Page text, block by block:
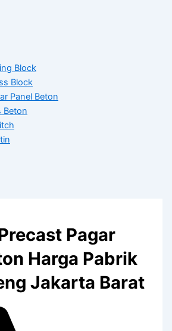
Block
Block
Panel Beton
Beton
Pagar
Harga Pabrik
Jakarta Barat